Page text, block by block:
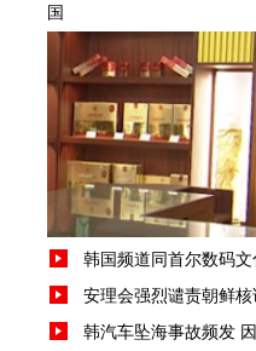
国
韩国频道同首尔数码
安理会强烈谴责朝鲜
韩汽车坠海事故频发